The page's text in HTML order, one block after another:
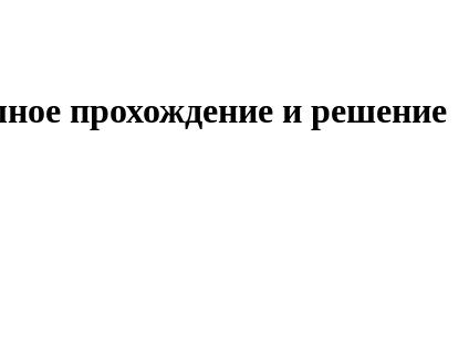
прохождение и решение